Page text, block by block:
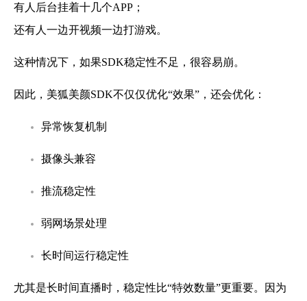
有人后台挂着十几个APP；
还有人一边开视频一边打游戏。
这种情况下，如果SDK稳定性不足，很容易崩。
因此，美狐美颜SDK不仅仅优化“效果”，还会优化：
异常恢复机制
摄像头兼容
推流稳定性
弱网场景处理
长时间运行稳定性
尤其是长时间直播时，稳定性比“特效数量”更重要。因为